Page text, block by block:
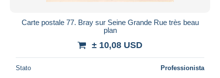
Carte postale 77. Bray sur Seine Grande Rue très beau
plan
± 10,08 USD
Stato Professionista